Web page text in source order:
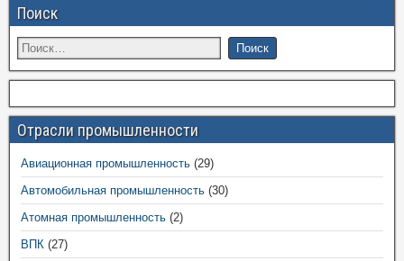
Поиск
Отрасли промышленности
Авиационная промышленность (29)
Автомобильная промышленность (30)
Атомная промышленность (2)
ВПК (27)